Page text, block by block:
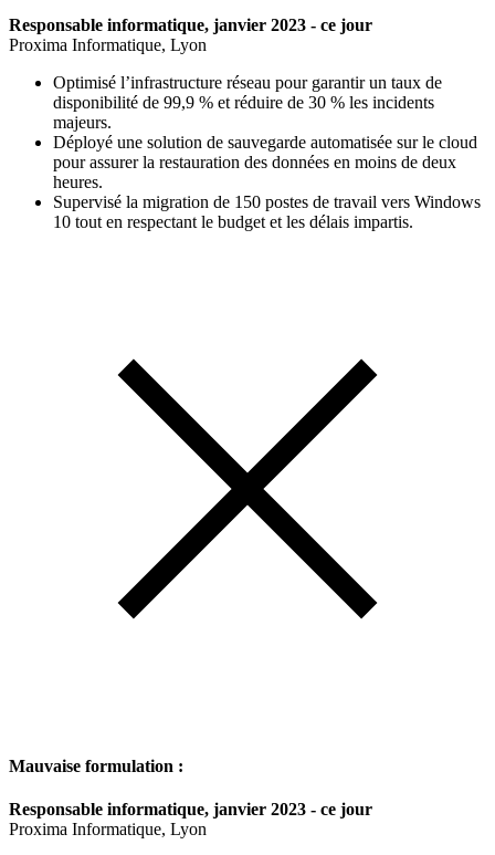
Responsable informatique, janvier 2023 - ce jour
Proxima Informatique, Lyon
Optimisé l’infrastructure réseau pour garantir un taux de
disponibilité de 99,9 % et réduire de 30 % les incidents
majeurs.
Déployé une solution de sauvegarde automatisée sur le cloud
pour assurer la restauration des données en moins de deux
heures.
Supervisé la migration de 150 postes de travail vers Windows
10 tout en respectant le budget et les délais impartis.
Mauvaise formulation :
Responsable informatique, janvier 2023 - ce jour
Proxima Informatique, Lyon